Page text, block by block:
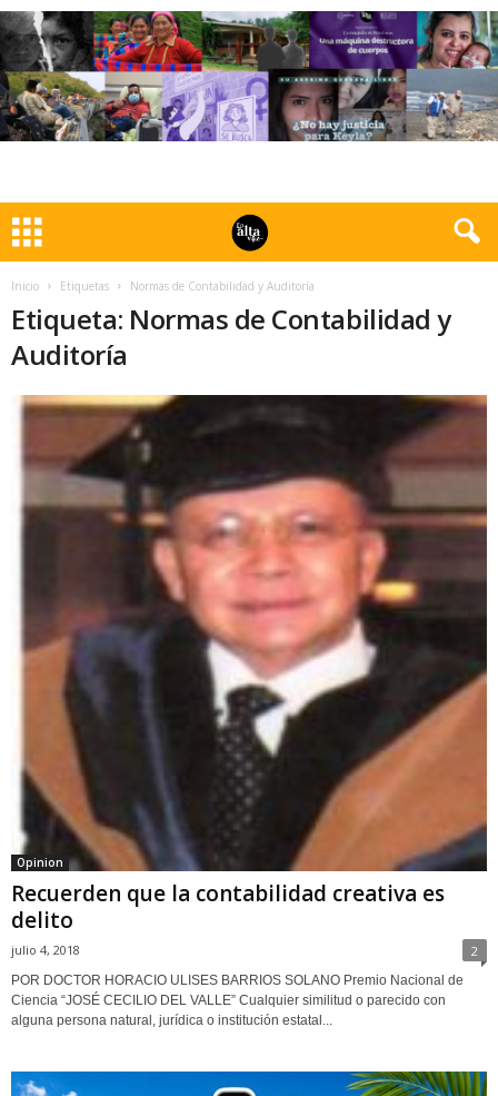
Inicio Etiquetas Normas de Contabilidad y Auditoría
Etiqueta: Normas de Contabilidad y
Auditoría
Opinion
Recuerden que la contabilidad creativa es
delito
julio 4, 2018 2
POR DOCTOR HORACIO ULISES BARRIOS SOLANO Premio Nacional de
Ciencia “JOSÉ CECILIO DEL VALLE” Cualquier similitud o parecido con
alguna persona natural, jurídica o institución estatal...